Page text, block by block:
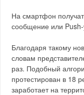
На смартфон
сообщение или
Благодаря такому
словам
раз. Подобный
протестирован в 18
заработает на